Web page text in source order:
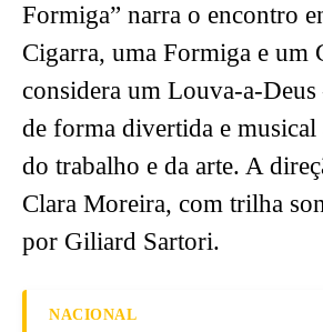
Formiga” narra o encontro
Cigarra, uma Formiga e
considera um Louva-a-
de forma divertida e
do trabalho e da arte. A
Clara Moreira, com trilha
por Giliard Sartori.
NACIONAL